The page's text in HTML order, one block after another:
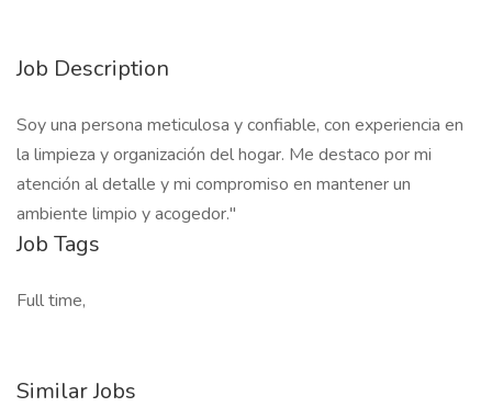
Job Description
Soy una persona meticulosa y confiable, con experiencia en
la limpieza y organización del hogar. Me destaco por mi
atención al detalle y mi compromiso en mantener un
ambiente limpio y acogedor."
Job Tags
Full time,
Similar Jobs